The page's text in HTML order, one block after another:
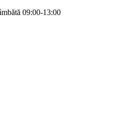
09:00-13:00